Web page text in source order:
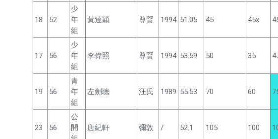
18 52
少
年
組
黃達穎 尊賢 1994 51.05 45 45x
17 56
少
年
組
李偉照 尊賢 1994 53.59 50 35
19 56
青
年
組
左劍聰 汪氏 1989 55.53 70 60
23 56
公
開
唐紀軒 彌敦 / 52.1 105 100